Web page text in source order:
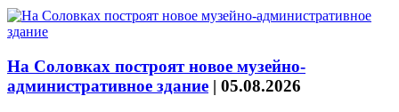
На Соловках построят новое музейно-
административное здание | 05.08.2026